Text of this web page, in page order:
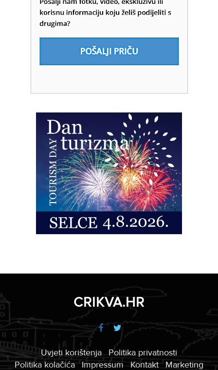
CRIKVA.HR
Uvjeti korištenja
Politika privatnosti
Politika kolačića
Impressum Kontakt Marketing